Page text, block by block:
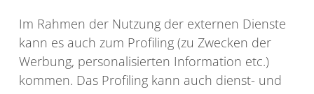
Im Rahmen der Nutzung der externen Dienste
kann es auch zum Profiling (zu Zwecken der
Werbung, personalisierten Information etc.)
kommen. Das Profiling kann auch dienst- und